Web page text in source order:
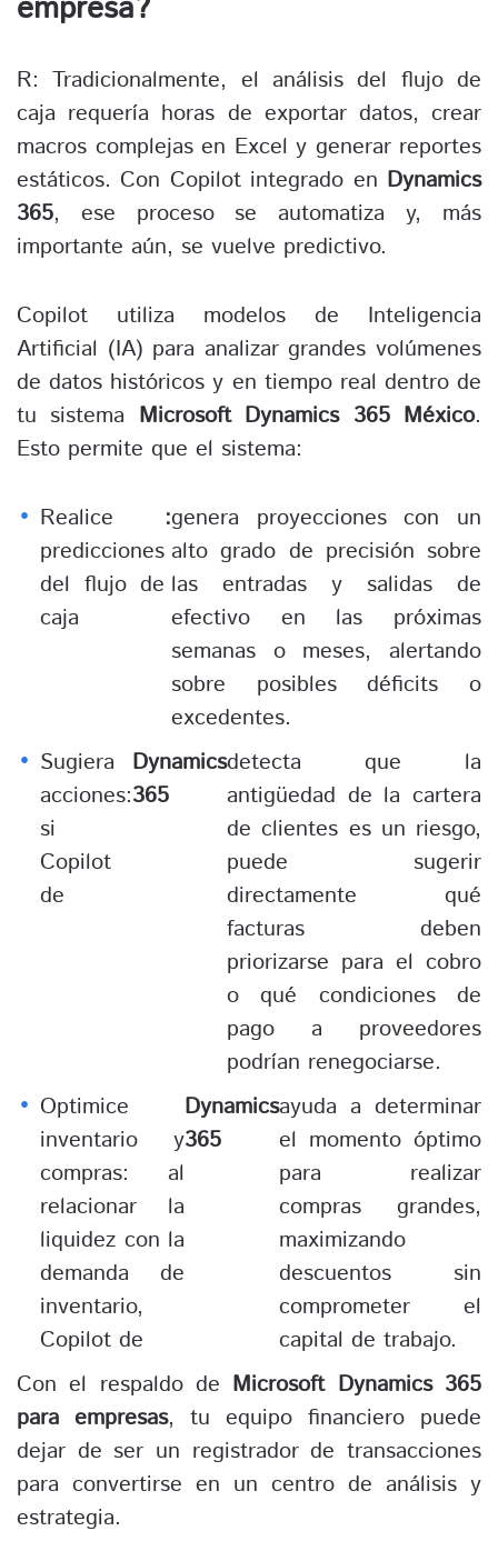
empresa?
R: Tradicionalmente, el análisis del flujo de
caja requería horas de exportar datos, crear
macros complejas en Excel y generar reportes
estáticos. Con Copilot integrado en Dynamics
365, ese proceso se automatiza y, más
importante aún, se vuelve predictivo.
Copilot utiliza modelos de Inteligencia
Artificial (IA) para analizar grandes volúmenes
de datos históricos y en tiempo real dentro de
tu sistema Microsoft Dynamics 365 México.
Esto permite que el sistema:
Realice
predicciones
del flujo de
caja
:genera proyecciones con un
alto grado de precisión sobre
las entradas y salidas de
efectivo en las próximas
semanas o meses, alertando
sobre posibles déficits o
excedentes.
Sugiera
acciones:
si
Copilot
de
Dynamics
365
detecta que la
antigüedad de la cartera
de clientes es un riesgo,
puede sugerir
directamente qué
facturas deben
priorizarse para el cobro
o qué condiciones de
pago a proveedores
podrían renegociarse.
Optimice
inventario y
compras: al
relacionar la
liquidez con la
demanda de
inventario,
Copilot de
Dynamics
365
ayuda a determinar
el momento óptimo
para realizar
compras grandes,
maximizando
descuentos sin
comprometer el
capital de trabajo.
Con el respaldo de Microsoft Dynamics 365
para empresas, tu equipo financiero puede
dejar de ser un registrador de transacciones
para convertirse en un centro de análisis y
estrategia.